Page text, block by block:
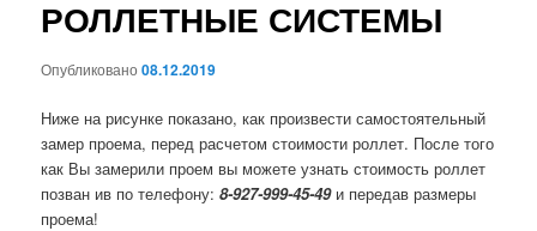
РОЛЛЕТНЫЕ СИСТЕМЫ
Опубликовано08.12.2019
Ниже на рисунке показано, как произвести самостоятельный
замер проема, перед расчетом стоимости роллет. После того
как Вы замерили проем вы можете узнать стоимость роллет
позван ив по телефону:8-927-999-45-49и передав размеры
проема!